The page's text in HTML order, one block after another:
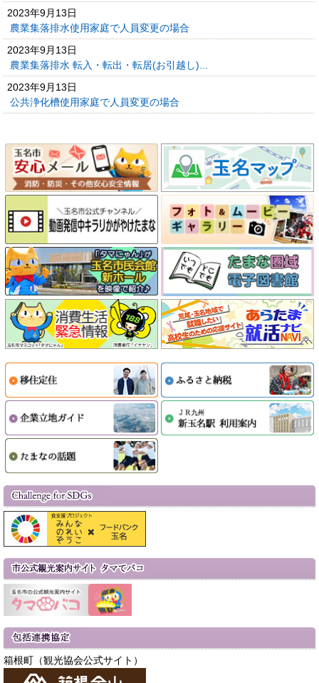
2023年9月13日
農業集落排水使用家庭で人員変更の場合
2023年9月13日
農業集落排水 転入・転出・転居(お引越し)...
2023年9月13日
公共浄化槽使用家庭で人員変更の場合
箱根町（観光協会公式サイト）